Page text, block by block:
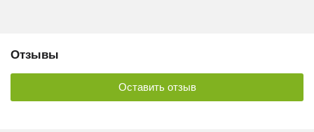
Отзывы
Оставить отзыв